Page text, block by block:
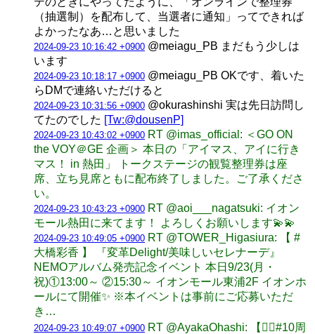
（抽選制）を配布して、当選者に通知」ってできれば
よかったなあ…と思いました
2024-09-23 10:16:42 +0900 @meiagu_PB まだもう少しは
います
2024-09-23 10:18:17 +0900 @meiagu_PB OKです、着いた
らDMで連絡いただけると
2024-09-23 10:31:56 +0900 @okurashinshi 実は先日訪問し
てたのでした [Tw:@dousenP]
2024-09-23 10:43:02 +0900 RT @imas_official: ＜GO ON
the VOY＠GE 企画＞ 本日の「アイマス、アイに行き
マス！ in 熱田」 トークステージの観覧整理券は座
席、立ち見席ともに配布終了しました。ご了承くださ
い。
2024-09-23 10:43:23 +0900 RT @aoi___nagatsuki: イオン
モール熱田に来てます！ よろしくお願いします💫💫
2024-09-23 10:49:05 +0900 RT @TOWER_Higasiura: 【 #
大橋彩香 】 『変革Delight/美味しいセレナーデ』
NEMOアルバム発売記念イベント 本日9/23(月・
祝)①13:00～ ②15:30～ イオンモール東浦2F イオンホ
ールにて開催✨ ※本イベントは事前にご応募いただ
き…
2024-09-23 10:49:07 +0900 RT @AyakaOhashi: 【🖐🏻#10周